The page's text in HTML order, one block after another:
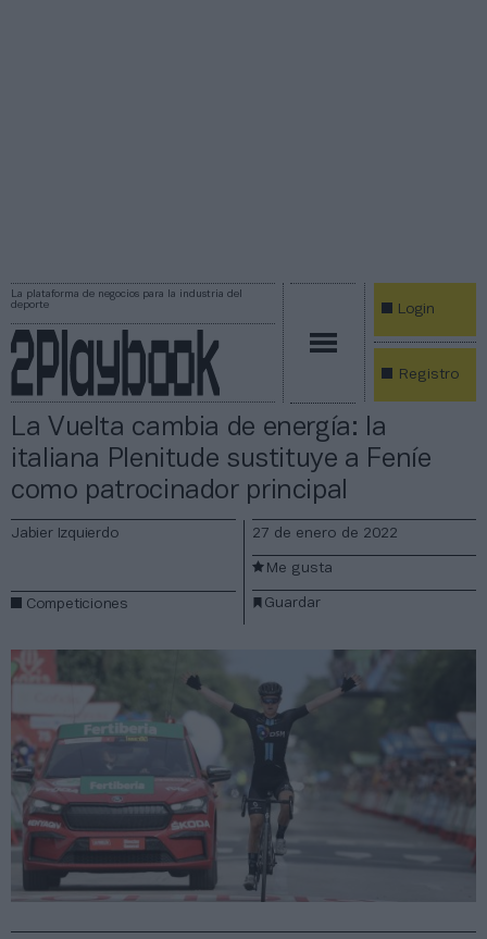
La plataforma de negocios para la industria del
deporte
Login
Registro
La Vuelta cambia de energía: la
italiana Plenitude sustituye a Feníe
como patrocinador principal
Jabier Izquierdo
Competiciones
27 de enero de 2022
Guardar
Me gusta